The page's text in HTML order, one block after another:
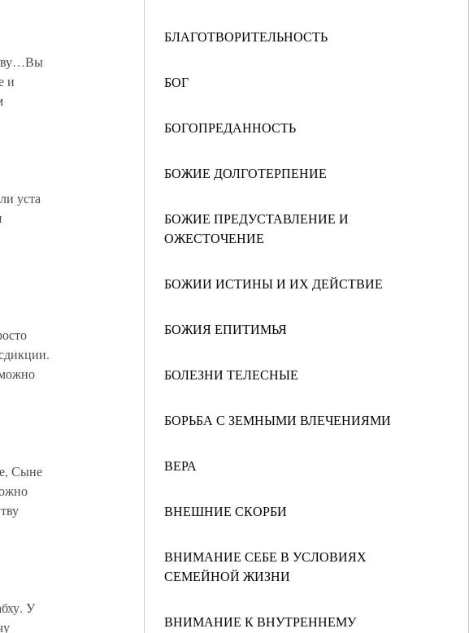
БЛАГОТВОРИТЕЛЬНОСТЬ
БОГ
БОГОПРЕДАННОСТЬ
БОЖИЕ ДОЛГОТЕРПЕНИЕ
БОЖИЕ ПРЕДУСТАВЛЕНИЕ И
ОЖЕСТОЧЕНИЕ
БОЖИИ ИСТИНЫ И ИХ ДЕЙСТВИЕ
БОЖИЯ ЕПИТИМЬЯ
БОЛЕЗНИ ТЕЛЕСНЫЕ
БОРЬБА С ЗЕМНЫМИ ВЛЕЧЕНИЯМИ
ВЕРА
ВНЕШНИЕ СКОРБИ
ВНИМАНИЕ СЕБЕ В УСЛОВИЯХ
СЕМЕЙНОЙ ЖИЗНИ
ВНИМАНИЕ К ВНУТРЕННЕМУ
и
уста
Сыне
У